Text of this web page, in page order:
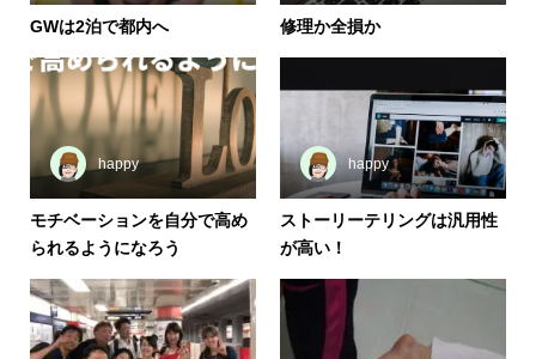
GWは2泊で都内へ 修理か全損か
happy
モチベーションを自分で高め
られるようになろう
happy
ストーリーテリングは汎用性
が高い！